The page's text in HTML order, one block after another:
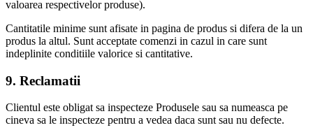
valoarea respectivelor produse).
Cantitatile minime sunt afisate in pagina de produs si difera de la un
produs la altul. Sunt acceptate comenzi in cazul in care sunt
indeplinite conditiile valorice si cantitative.
9. Reclamatii
Clientul este obligat sa inspecteze Produsele sau sa numeasca pe
cineva sa le inspecteze pentru a vedea daca sunt sau nu defecte.